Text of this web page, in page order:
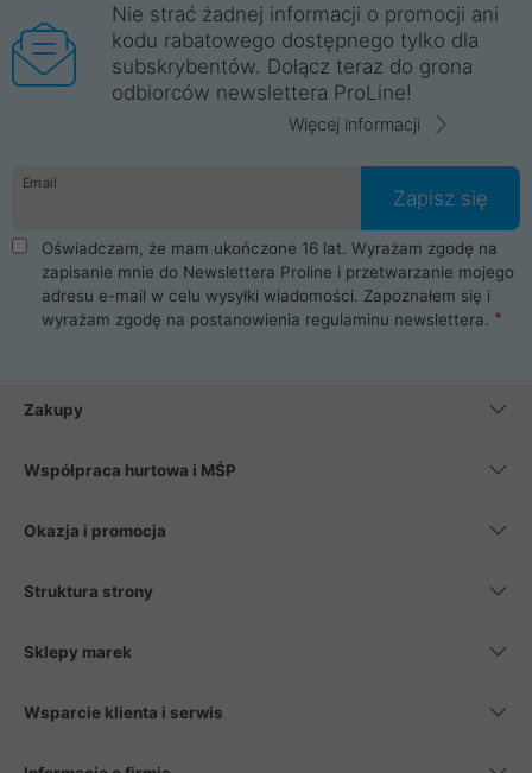
Nie strać żadnej informacji o promocji ani
kodu rabatowego dostępnego tylko dla
subskrybentów. Dołącz teraz do grona
odbiorców newslettera ProLine!
Więcej informacji
Email
Zapisz się
Oświadczam, że mam ukończone 16 lat. Wyrażam zgodę na
zapisanie mnie do Newslettera Proline i przetwarzanie mojego
adresu e-mail w celu wysyłki wiadomości. Zapoznałem się i
wyrażam zgodę na postanowienia regulaminu newslettera.
Zakupy
Współpraca hurtowa i MŚP
Okazja i promocja
Struktura strony
Sklepy marek
Wsparcie klienta i serwis